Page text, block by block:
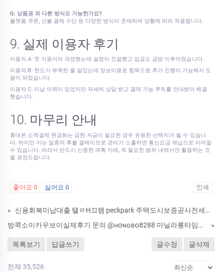
Q. 상품권 외 다른 방식도 가능한가요?
플랫폼 쿠폰, 선불 결제 수단 등 다양한 방식이 존재하며 상황에 따라 적용됩니다.
9. 실제 이용자 후기
이용자 A: 첫 이용이라 걱정했는데 설명이 친절했고 입금도 금방 이루어졌습니다.
이용자 B: 한도가 부족한 줄 알았는데 정보이용료 항목으로 추가 진행이 가능해서 도
움이 되었습니다.
이용자 C: 미납 이력이 있었지만 자세히 상담 받고 결제 가능 루트를 안내받아 해결
했습니다.
10. 마무리 안내
휴대폰 소액결제 현금화는 급한 자금이 필요한 경우 유용한 선택지가 될 수 있습니
다. 하지만 이는 일종의 후불 결제이므로 관리가 소홀하면 통신요금 체납으로 이어질
수 있습니다. 따라서 반드시 신중한 계획 아래, 꼭 필요한 범위 내에서만 활용하는 것
을 권장드립니다.
좋아요 0 싫어요 0 인쇄
«
신용회복미납대출 탤ㄹH끄램 peckpark 주택도시보증공사전세금안심대출보증 대학원생생활비대출 페크박컨설팅 김포시대학생저금리대출방법 UMD
방콕소이카우보이실제후기 문의 @ʜᴏɴɢʙᴏ8288 마닐라롱타임시간 치앙마이떡지도 더핌프방콕경험담 방콕미드나잇바근황 세부유흥주의사항
»
목록보기 답글쓰기 글수정 글삭제
전체 35,526